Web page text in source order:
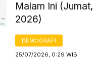
Malam Ini
2026)
DEMOGRAFI
25/07/2026, 0:29 WIB